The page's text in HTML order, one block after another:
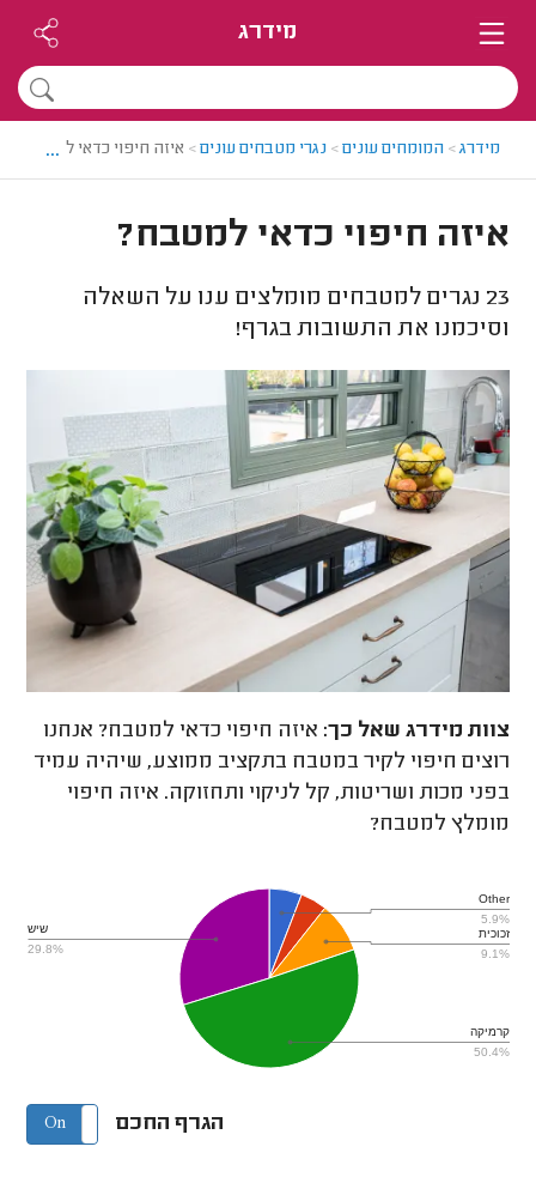
מידרג
מידרג> המומחים עונים> נגרי מטבחים עונים> איזה חיפוי כדאי למטבח?
...
איזה חיפוי כדאי למטבח?
23 נגרים למטבחים מומלצים ענו על השאלה
וסיכמנו את התשובות בגרף!
צוות מידרג שאל כך: איזה חיפוי כדאי למטבח? אנחנו
רוצים חיפוי לקיר במטבח בתקציב ממוצע, שיהיה עמיד
בפני מכות ושריטות, קל לניקוי ותחזוקה. איזה חיפוי
מומלץ למטבח?
Other
5.9%
זכוכית
9.1%
קרמיקה
50.4%
שיש
29.8%
הגרף החכם On Off